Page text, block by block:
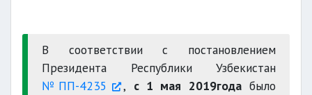
В соответствии с постановлением
Президента Республики Узбекистан
№ПП-4235
, с 1 мая 2019годабыло